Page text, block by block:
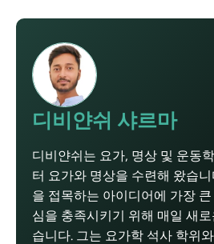
디비얀쉬 샤르마
디비얀쉬는 요가, 명상 및 운동
터 요가와 명상을 수련해 왔습
을 접목하는 아이디어에 가장
심을 충족시키기 위해 매일 새
습니다. 그는 요가학 석사 학위